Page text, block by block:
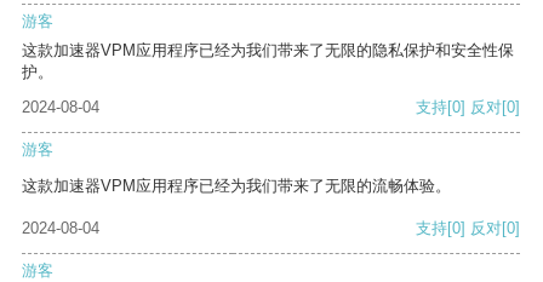
游客
这款加速器VPM应用程序已经为我们带来了无限的隐私保护和安全性保
护。
2024-08-04
支持[0] 反对[0]
游客
这款加速器VPM应用程序已经为我们带来了无限的流畅体验。
2024-08-04 支持[0] 反对[0]
游客